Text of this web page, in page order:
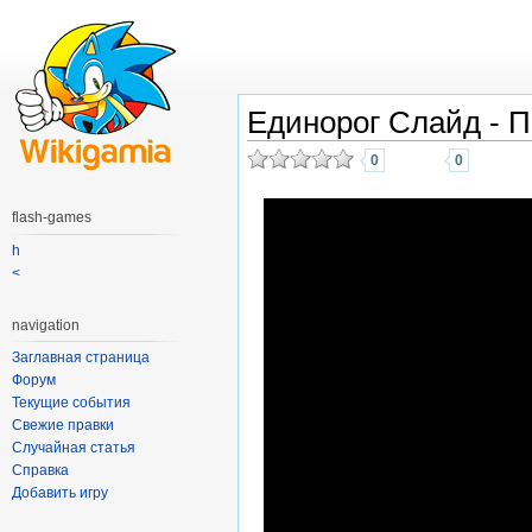
Единорог Слайд -
0 0
flash-games
h
<
navigation
Заглавная страница
Форум
Текущие события
Свежие правки
Случайная статья
Справка
Добавить игру